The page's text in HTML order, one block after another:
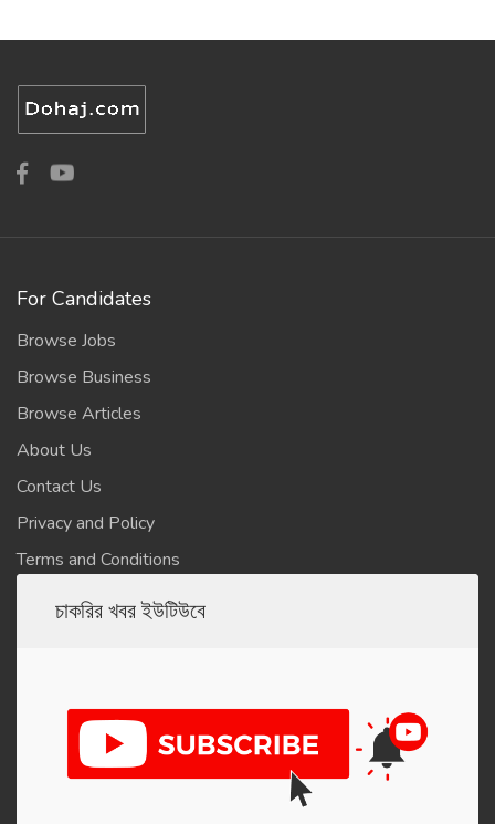
For Candidates
Browse Jobs
Browse Business
Browse Articles
About Us
Contact Us
Privacy and Policy
Terms and Conditions
চাকরির খবর ইউটিউবে